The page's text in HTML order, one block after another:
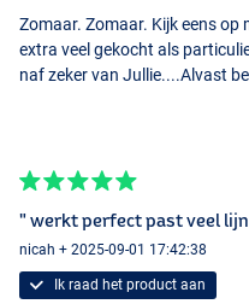
Zomaar. Zomaar. Kijk eens op
extra veel gekocht als
naf zeker van Jullie....Alvast
" werkt perfect past veel
nicah + 2025-09-01 17:42:38
Ik raad het product aan